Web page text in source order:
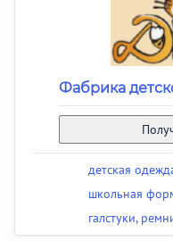
Фабрика
детская
школьная
галстуки,